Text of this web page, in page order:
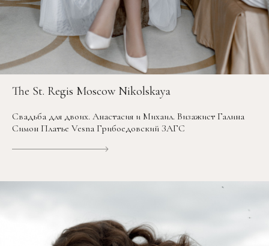
The St. Regis Moscow Nikolskaya
Свадьба для двоих. Анастасия и Михаил. Визажист Галина
Симон Платье Vesna Грибоедовский ЗАГС